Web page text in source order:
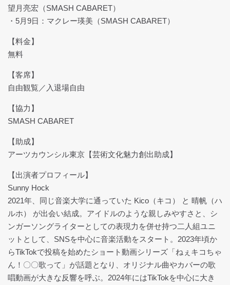
望月亮宏（SMASH CABARET）
・5月9日：マクレー瑛美（SMASH CABARET）
【料金】
無料
【客席】
自由観覧／入退場自由
【協力】
SMASH CABARET
【助成】
アーツカウンシル東京【芸術文化魅力創出助成】
【出演者プロフィール】
Sunny Hock
2021年、同じ音楽大学に通っていた Kico（キコ） と 晴帆（ハ
ルホ） が出会い結成。アイドルのような親しみやすさと、シ
ンガーソングライターとしての表現力を併せ持つ二人組ユニ
ットとして、SNSを中心に音楽活動をスタート。2023年頃か
らTikTokで投稿を始めたショート動画シリーズ「ねぇキコちゃ
ん！〇〇歌って」が話題となり、オリジナル曲やカバーの歌
唱動画が大きな反響を呼ぶ。2024年にはTikTokを中心に大き